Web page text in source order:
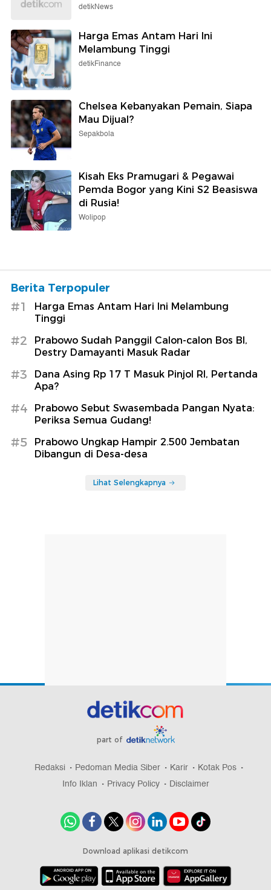
detikNews
Harga Emas Antam Hari Ini
Melambung Tinggi
detikFinance
Chelsea Kebanyakan Pemain, Siapa
Mau Dijual?
Sepakbola
Kisah Eks Pramugari & Pegawai
Pemda Bogor yang Kini S2 Beasiswa
di Rusia!
Wolipop
Berita Terpopuler
#1
Harga Emas Antam Hari Ini Melambung
Tinggi
#2
Prabowo Sudah Panggil Calon-calon Bos BI,
Destry Damayanti Masuk Radar
#3
Dana Asing Rp 17 T Masuk Pinjol RI, Pertanda
Apa?
#4
Prabowo Sebut Swasembada Pangan Nyata:
Periksa Semua Gudang!
#5
Prabowo Ungkap Hampir 2.500 Jembatan
Dibangun di Desa-desa
Lihat Selengkapnya
part of
Redaksi Pedoman Media Siber Karir
Kotak Pos
Info Iklan
Privacy Policy Disclaimer
Download aplikasi detikcom